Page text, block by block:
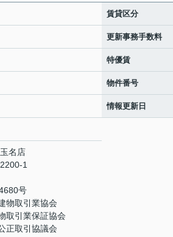
賃貸区分
更新事務手数料
特優賃
物件番号
情報更新日
名店
1
号
物取引業協会
取引業保証協会
正取引協議会